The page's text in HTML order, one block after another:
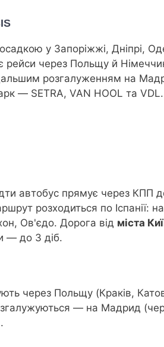
у Запоріжжі, Дніпрі,
рейси через Польщу й
розгалуженням на
— SETRA, VAN HOOL та VDL.
автобус прямує через КПП
розходиться по Іспанії:
Ов'єдо. Дорога від міста
— до 3 діб.
через Польщу (Краків,
— на Мадрид